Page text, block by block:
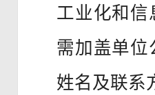
工业化和
需加盖单
姓名及联系